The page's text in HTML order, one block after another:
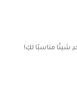
شيئًا مناسبًا لكِ!